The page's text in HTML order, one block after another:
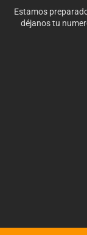
Estamos
déjanos tu